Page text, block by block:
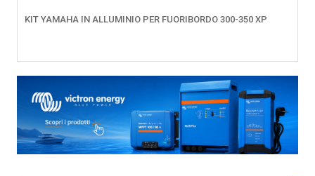
KIT YAMAHA IN ALLUMINIO PER FUORIBORDO 300-350 XP